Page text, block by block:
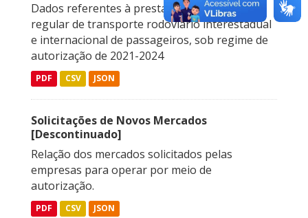
Dados referentes à prestação do serviço
regular de transporte rodoviário interestadual
e internacional de passageiros, sob regime de
autorização de 2021-2024
PDF CSV JSON
Solicitações de Novos Mercados
[Descontinuado]
Relação dos mercados solicitados pelas
empresas para operar por meio de
autorização.
PDF CSV JSON